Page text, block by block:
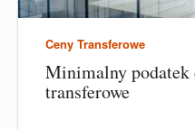
Ceny Transferowe
Minimalny podatek
transferowe